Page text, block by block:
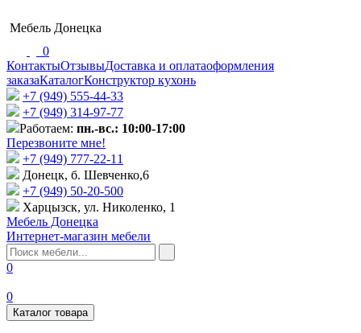
Мебель Донецка
0
КонтактыОтзывыДоставка и оплатаоформления
заказаКаталогКонструктор кухонь
+7 (949) 555-44-33
+7 (949) 314-97-77
Работаем: пн.-вс.: 10:00-17:00
Перезвоните мне!
+7 (‎949) 777-22-11
Донецк, б. Шевченко,6
+7 (949) 50-20-500
Харцызск, ул. Николенко, 1
Мебель Донецка
Интернет-магазин мебели
0
0
Каталог товара